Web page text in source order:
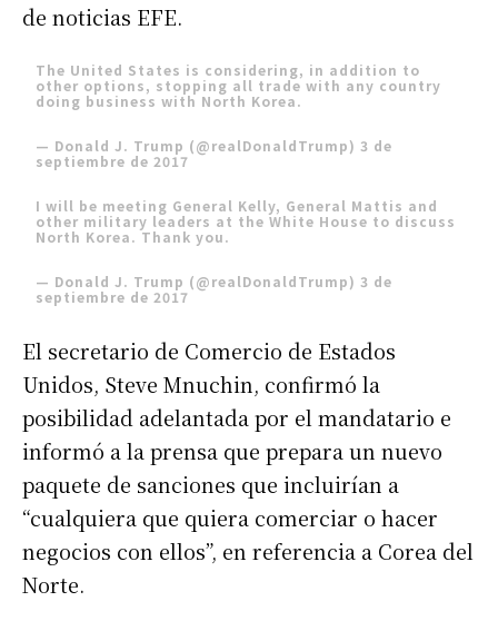
de noticias EFE.
The United States is considering, in addition to
other options, stopping all trade with any country
doing business with North Korea.
— Donald J. Trump (@realDonaldTrump)3 de
septiembre de 2017
I will be meeting General Kelly, General Mattis and
other military leaders at the White House to discuss
North Korea. Thank you.
— Donald J. Trump (@realDonaldTrump)3 de
septiembre de 2017
El secretario de Comercio de Estados
Unidos, Steve Mnuchin, confirmó la
posibilidad adelantada por el mandatario e
informó a la prensa que prepara un nuevo
paquete de sanciones que incluirían a
“cualquiera que quiera comerciar o hacer
negocios con ellos”, en referencia a Corea del
Norte.